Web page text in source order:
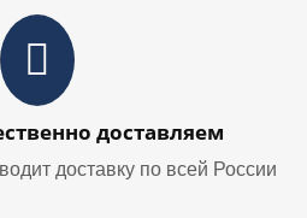
доставляем
доставку по всей России